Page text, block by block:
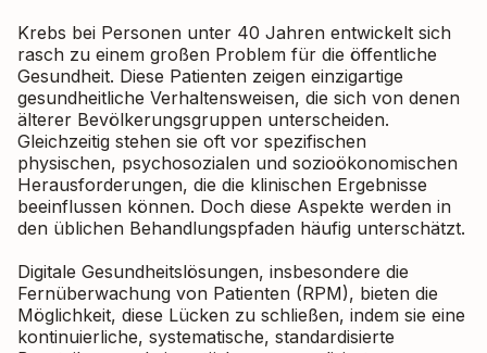
Krebs bei Personen unter 40 Jahren entwickelt sich
rasch zu einem großen Problem für die öffentliche
Gesundheit. Diese Patienten zeigen einzigartige
gesundheitliche Verhaltensweisen, die sich von denen
älterer Bevölkerungsgruppen unterscheiden.
Gleichzeitig stehen sie oft vor spezifischen
physischen, psychosozialen und sozioökonomischen
Herausforderungen, die die klinischen Ergebnisse
beeinflussen können. Doch diese Aspekte werden in
den üblichen Behandlungspfaden häufig unterschätzt.
Digitale Gesundheitslösungen, insbesondere die
Fernüberwachung von Patienten (RPM), bieten die
Möglichkeit, diese Lücken zu schließen, indem sie eine
kontinuierliche, systematische, standardisierte